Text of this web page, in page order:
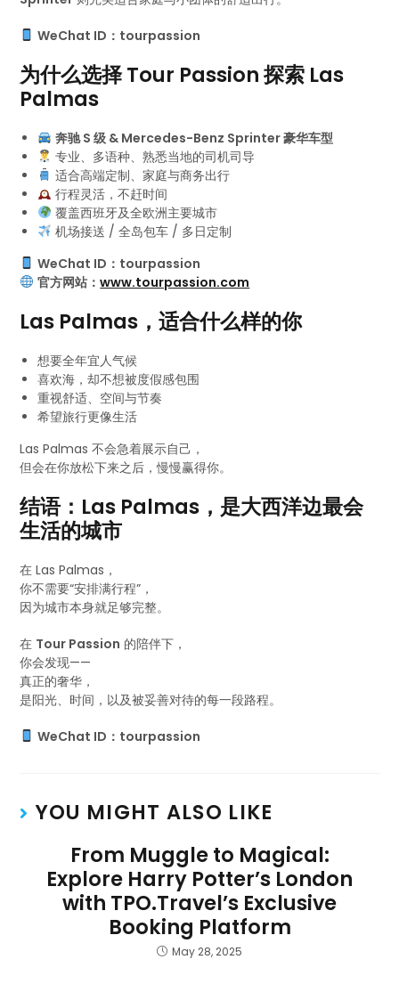
WeChat ID：tourpassion
为什么选择 Tour Passion 探索 Las
Palmas
奔驰 S 级 & Mercedes-Benz Sprinter 豪华车型
专业、多语种、熟悉当地的司机司导
适合高端定制、家庭与商务出行
行程灵活，不赶时间
覆盖西班牙及全欧洲主要城市
机场接送 / 全岛包车 / 多日定制
WeChat ID：tourpassion
官方网站：www.tourpassion.com
Las Palmas，适合什么样的你
想要全年宜人气候
喜欢海，却不想被度假感包围
重视舒适、空间与节奏
希望旅行更像生活
Las Palmas 不会急着展示自己，
但会在你放松下来之后，慢慢赢得你。
结语：Las Palmas，是大西洋边最会
生活的城市
在 Las Palmas，
你不需要“安排满行程”，
因为城市本身就足够完整。
在 Tour Passion 的陪伴下，
你会发现——
真正的奢华，
是阳光、时间，以及被妥善对待的每一段路程。
WeChat ID：tourpassion
YOU MIGHT ALSO LIKE
From Muggle to Magical:
Explore Harry Potter’s London
with TPO.Travel’s Exclusive
Booking Platform
May 28, 2025